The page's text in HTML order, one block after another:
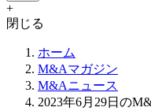
+
閉じる
ホーム
M&Aマガジン
M&Aニュース
2023年6月29日の